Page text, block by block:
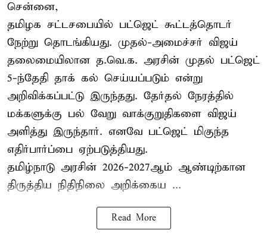
சென்னை,
தமிழக சட்டசபையில் பட்ஜெட் கூட்டத்தொடர்
நேற்று தொடங்கியது. முதல்-அமைச்சர் விஜய்
தலைமையிலான த.வெ.க. அரசின் முதல் பட்ஜெட்
5-ந்தேதி தாக் கல் செய்யப்படும் என்று
அறிவிக்கப்பட்டு இருந்தது. தேர்தல் நேரத்தில்
மக்களுக்கு பல் வேறு வாக்குறுதிகளை விஜய்
அளித்து இருந்தார். எனவே பட்ஜெட் மிகுந்த
எதிர்பார்ப்பை ஏற்படுத்தியது.
தமிழ்நாடு அரசின் 2026-2027ஆம் ஆண்டிற்கான
திருத்திய நிதிநிலை அறிக்கைய ...
Read More